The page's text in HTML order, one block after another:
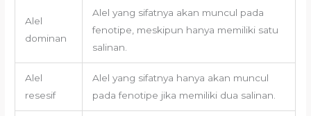
Alel
dominan
Alel yang sifatnya akan muncul pada
fenotipe, meskipun hanya memiliki satu
salinan.
Alel
resesif
Alel yang sifatnya hanya akan muncul
pada fenotipe jika memiliki dua salinan.